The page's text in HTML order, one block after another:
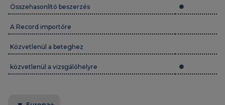
Összehasonlító beszerzés
A Record importőre
Közvetlenül a beteghez
közvetlenül a vizsgálóhelyre